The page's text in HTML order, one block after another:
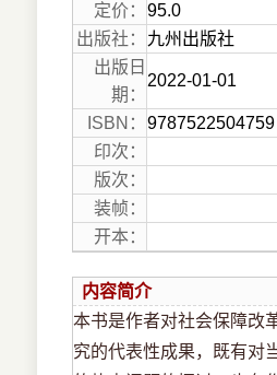
定价： 95.0
出版社： 九州出版社
出版日
期：
2022-01-01
ISBN： 9787522504759
印次：
版次：
装帧：
开本：
内容简介
本书是作者对社会保障改
究的代表性成果，既有对